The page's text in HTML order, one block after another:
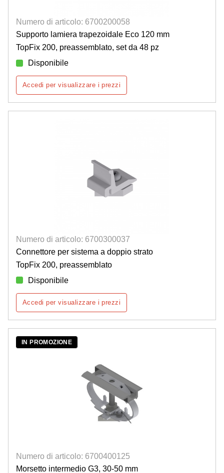
Numero di articolo: 6700200058
Supporto lamiera trapezoidale Eco 120 mm
TopFix 200, preassemblato, set da 48 pz
Disponibile
Accedi per visualizzare i prezzi
Numero di articolo: 6700300037
Connettore per sistema a doppio strato
TopFix 200, preassemblato
Disponibile
Accedi per visualizzare i prezzi
IN PROMOZIONE
Numero di articolo: 6700400125
Morsetto intermedio G3, 30-50 mm